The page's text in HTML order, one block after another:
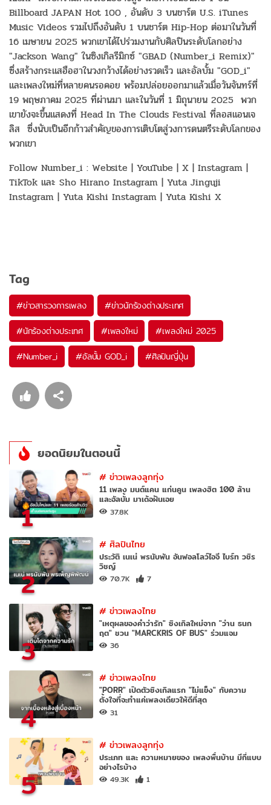
Billboard JAPAN Hot 100 , อันดับ 3 บนชาร์ต U.S. iTunes
Music Videos รวมไปถึงอันดับ 1 บนชาร์ต Hip-Hop ต่อมาในวันที่
16 เมษายน 2025 พวกเขาได้ไปร่วมงานกับศิลปินระดับโลกอย่าง
"Jackson Wang" ในซิงเกิลรีมิกซ์ "GBAD (Number_i Remix)"
ซึ่งสร้างกระแสฮือฮาในวงกว้างได้อย่างรวดเร็ว และอัลบั้ม "GOD_i"
และเพลงใหม่ที่หลายคนรอคอย พร้อมปล่อยออกมาแล้วเมื่อวันจันทร์ที่
19 พฤษภาคม 2025 ที่ผ่านมา และในวันที่ 1 มิถุนายน 2025 พวก
เขายังจะขึ้นแสดงที่ Head In The Clouds Festival ที่ลอสแอนเจ
ลิส ซึ่งนับเป็นอีกก้าวสำคัญของการเติบโตสู่วงการดนตรีระดับโลกของ
พวกเขา
Follow Number_i : Website | YouTube | X | Instagram |
TikTok และ Sho Hirano Instagram | Yuta Jinguji
Instagram | Yuta Kishi Instagram | Yuta Kishi X
Tag
#ข่าวสารวงการเพลง #ข่าวนักร้องต่างประเทศ
#นักร้องต่างประเทศ #เพลงใหม่ #เพลงใหม่ 2025
#Number_i #อัลบั้ม GOD_i #ศิลปินญี่ปุ่น
ยอดนิยมในตอนนี้
1
#ข่าวเพลงลูกทุ่ง
11 เพลง มนต์แคน แก่นคูน เพลงฮิต 100 ล้าน
และอัลบั้ม มาเด้อฝันเอย
37.8K
2
#ศิลปินไทย
ประวัติ เนเน่ พรนับพัน อันฟอลโลว์ไอจี ไบร์ท วชิร
วิชญ์
70.7K 7
3
#ข่าวเพลงไทย
"เหตุผลของคำว่ารัก" ซิงเกิลใหม่จาก "ว่าน ธนก
ฤต" ชวน "MARCKRIS OF BUS" ร่วมแจม
36
4
#ข่าวเพลงไทย
"PORR" เปิดตัวซิงเกิลแรก "ไม่แข็ง" กับความ
ตั้งใจที่จะทำแค่เพลงเดียวให้ดีที่สุด
31
5
#ข่าวเพลงลูกทุ่ง
ประเภท และ ความหมายของ เพลงพื้นบ้าน มีกี่แบบ
อย่างไรบ้าง
49.3K 1